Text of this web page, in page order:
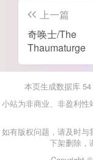
上一篇
奇唤士/The
Thaumaturge
本页生成数据库
小站为非商业、非盈利
如有版权问题，请及时
下架删除，